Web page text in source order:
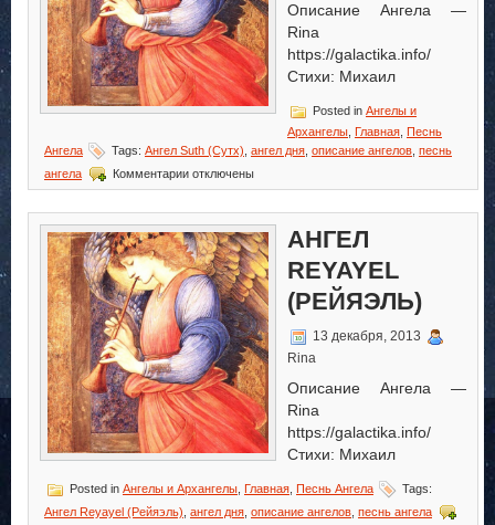
Описание Ангела —
Rina
https://galactika.info/
Стихи: Михаил
Posted in Ангелы и
Архангелы Главная Песнь
Ангела
Tags: Ангел Suth (Сутх) ангел дня описание ангелов песнь
ангела
Комментариик
записи
Suth
(Сутх)
отключены
АНГЕЛ
REYAYEL
(РЕЙЯЭЛЬ)
13 декабря, 2013
Rina
Описание Ангела —
Rina
https://galactika.info/
Стихи: Михаил
Posted in Ангелы и Архангелы Главная Песнь Ангела
Tags:
Ангел Reyayel (Рейяэль) ангел дня описание ангелов песнь ангела